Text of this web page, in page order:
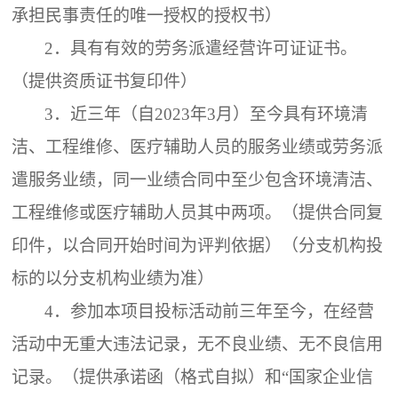
承担民事责任的唯一授权的授权书）
2． 具有有效的劳务派遣经营许可证证书。
（提供资质证书复印件）
3． 近三年（自2023年3月）至今具有环境清
洁、工程维修、医疗辅助人员的服务业绩或劳务派
遣服务业绩，同一业绩合同中至少包含环境清洁、
工程维修或医疗辅助人员其中两项。（提供合同复
印件，以合同开始时间为评判依据）（分支机构投
标的以分支机构业绩为准）
4． 参加本项目投标活动前三年至今，在经营
活动中无重大违法记录，无不良业绩、无不良信用
记录。（提供承诺函（格式自拟）和“国家企业信